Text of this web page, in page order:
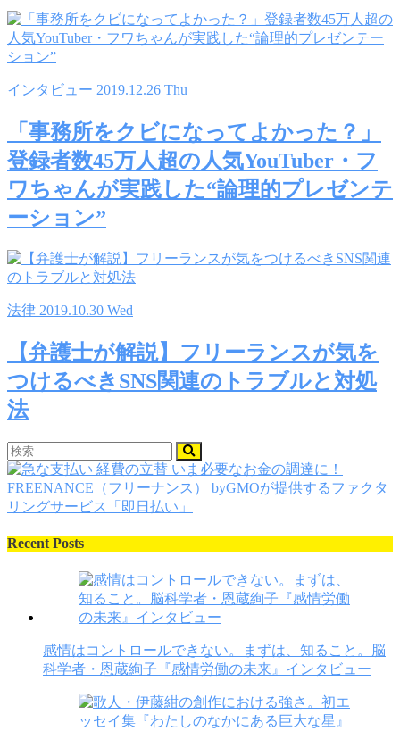
インタビュー 2019.12.26 Thu
「事務所をクビになってよかった？」
登録者数45万人超の人気YouTuber・フ
ワちゃんが実践した“論理的プレゼンテ
ーション”
法律 2019.10.30 Wed
【弁護士が解説】フリーランスが気を
つけるべきSNS関連のトラブルと対処
法
Recent Posts
感情はコントロールできない。まずは、知ること。脳
科学者・恩蔵絢子『感情労働の未来』インタビュー